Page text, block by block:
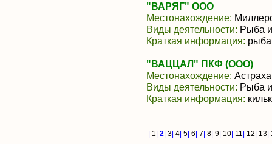
"ВАРЯГ" ООО
Местонахождение:
Виды деятельности: Рыба
Краткая информация: рыба
"ВАЦЦАЛ" ПКФ (ООО)
Местонахождение:
Виды деятельности: Рыба
Краткая информация:
1 2 3 4 5 6 7 8 9 10 11 12 13